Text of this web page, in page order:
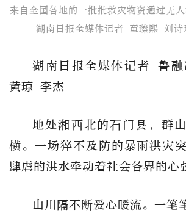
来自全国各地的一批批救灾物资通过无人
湖南日报全媒体记者 童臻熙 刘
湖南日报全媒体记者 鲁
黄琼 李杰
地处湘西北的石门县，群
横。一场猝不及防的暴雨洪灾
肆虐的洪水牵动着社会各界的心
山川隔不断爱心暖流。一笔